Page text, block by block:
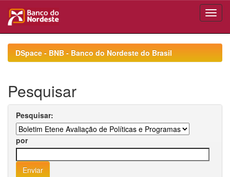
navigationDSpace - BNB - Banco do Nordeste do Brasil
Pesquisar
Pesquisar:
por